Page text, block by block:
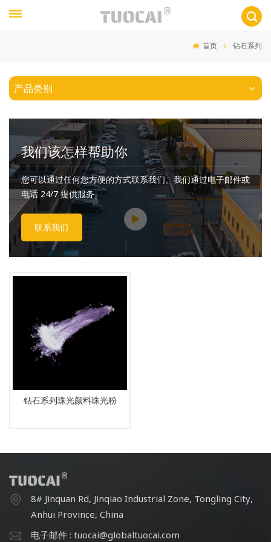
首页 钻石系列
产品类别
我们该怎样帮助你
您可以通过任何您方便的方式联系我们。我们通过电子邮件或
电话 24/7 提供服务。
联系我们
钻石系列珠光颜料珠光粉
8# Jinquan Rd, Jinqiao Industrial Zone, Tongling City,
Anhui Province, China
电子邮件 : tuocai@globaltuocai.com